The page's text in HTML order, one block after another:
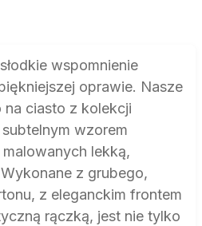
wspomnienie
oprawie. Nasze
na ciasto z kolekcji
wzorem
lekką,
z grubego,
z eleganckim frontem
rączką, jest nie tylko